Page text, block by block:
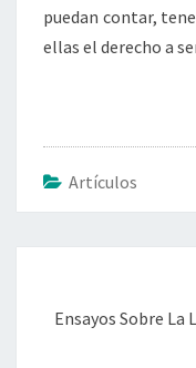
puedan contar,
ellas el derecho a
Artículos
entradas
Ensayos Sobre La